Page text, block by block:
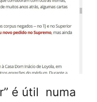
é útil numa